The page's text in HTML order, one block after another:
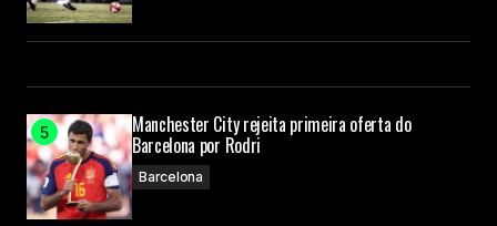
Manchester City rejeita primeira oferta do
Barcelona por Rodri
Barcelona